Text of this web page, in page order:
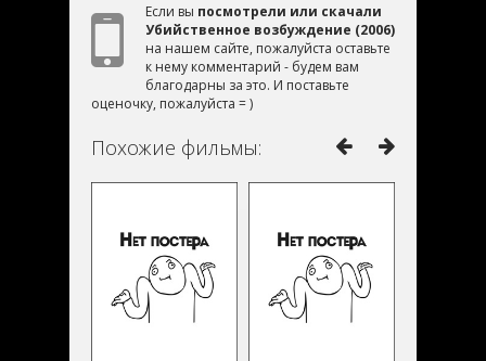
Если вы посмотрели или скачали
Убийственное возбуждение (2006)
на нашем сайте, пожалуйста оставьте
к нему комментарий - будем вам
благодарны за это. И поставьте
оценочку, пожалуйста = )
Похожие фильмы: